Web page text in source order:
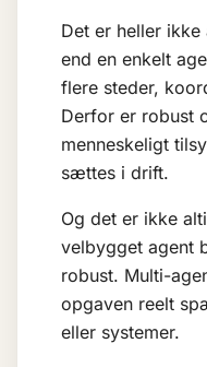
Det er heller
end en enkelt
flere steder,
Derfor er robust
menneskeligt
sættes i drift.
Og det er ikke
velbygget agent
robust. Multi-
opgaven reelt
eller systemer.